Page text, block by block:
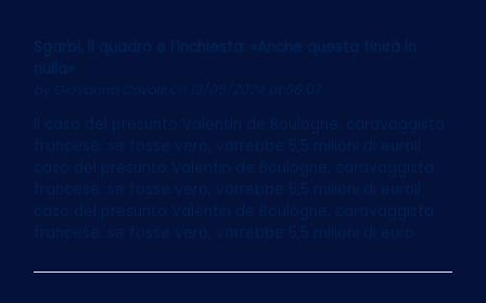
Sgarbi, il quadro e l’inchiesta: «Anche questa finirà in
nulla»
on 13/05/2024 at 06:07
Il caso del presunto Valentin de Boulogne, caravaggista
francese: se fosse vero, varrebbe 5,5 milioni di euroIl
caso del presunto Valentin de Boulogne, caravaggista
francese: se fosse vero, varrebbe 5,5 milioni di euroIl
caso del presunto Valentin de Boulogne, caravaggista
francese: se fosse vero, varrebbe 5,5 milioni di euro